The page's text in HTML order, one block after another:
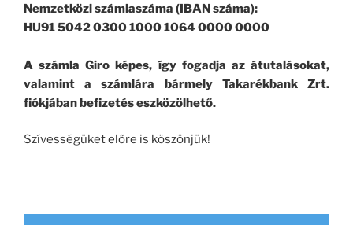
Nemzetközi számlaszáma (IBAN száma):
HU91 5042 0300 1000 1064 0000 0000
A számla Giro képes, így fogadja az átutalásokat,
valamint a számlára bármely Takarékbank Zrt.
fiókjában befizetés eszközölhető.
Szívességüket előre is köszönjük!